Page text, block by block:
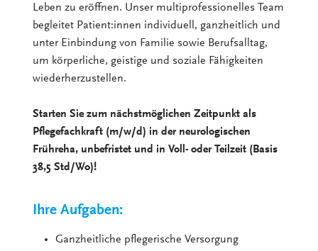
Leben zu eröffnen. Unser multiprofessionelles Team
begleitet Patient:innen individuell, ganzheitlich und
unter Einbindung von Familie sowie Berufsalltag,
um körperliche, geistige und soziale Fähigkeiten
wiederherzustellen.
Starten Sie zum nächstmöglichen Zeitpunkt als
Pflegefachkraft (m/w/d) in der neurologischen
Frühreha, unbefristet und in Voll- oder Teilzeit (Basis
38,5 Std/Wo)!
Ihre Aufgaben:
Ganzheitliche pflegerische Versorgung